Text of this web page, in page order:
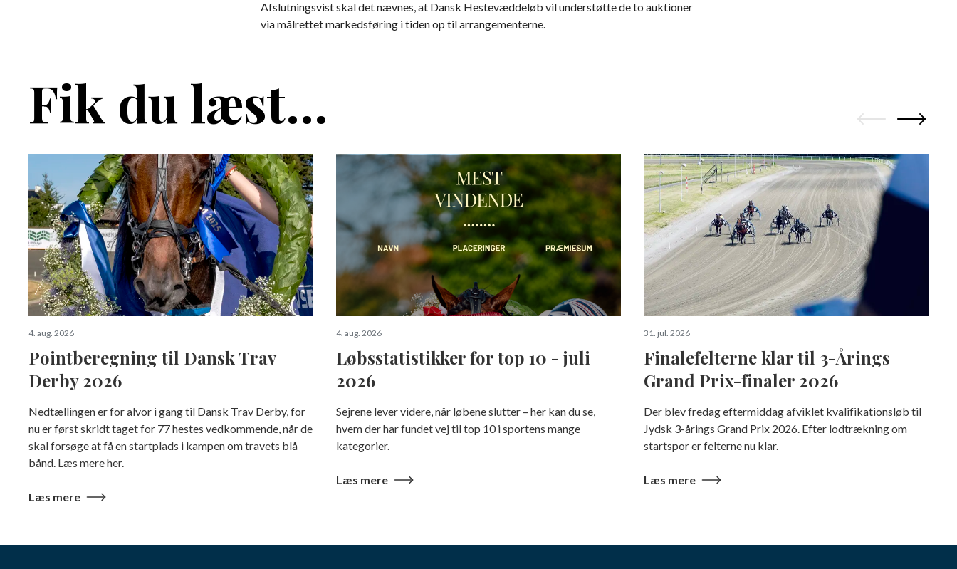
Afslutningsvist skal det nævnes, at Dansk Hestevæddeløb vil understøtte de to auktioner
via målrettet markedsføring i tiden op til arrangementerne.
Fik du læst...
4. aug. 2026
Pointberegning til Dansk Trav
Derby 2026
Nedtællingen er for alvor i gang til Dansk Trav Derby, for
nu er først skridt taget for 77 hestes vedkommende, når de
skal forsøge at få en startplads i kampen om travets blå
bånd. Læs mere her.
Læs mere
4. aug. 2026
Løbsstatistikker for top 10 - juli
2026
Sejrene lever videre, når løbene slutter – her kan du se,
hvem der har fundet vej til top 10 i sportens mange
kategorier.
Læs mere
31. jul. 2026
Finalefelterne klar til 3-Årings
Grand Prix-finaler 2026
Der blev fredag eftermiddag afviklet kvalifikationsløb til
Jydsk 3-årings Grand Prix 2026. Efter lodtrækning om
startspor er felterne nu klar.
Læs mere